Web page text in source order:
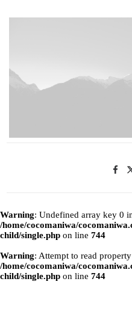
Warning: Undefined array key 0
/home/cocomaniwa/
child/single.php on line 744
Warning: Attempt to read
/home/cocomaniwa/
child/single.php on line 744